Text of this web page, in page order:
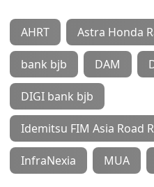
AHRT Astra Honda
bank bjb DAM
DIGI bank bjb
Idemitsu FIM Asia Road
InfraNexia MUA